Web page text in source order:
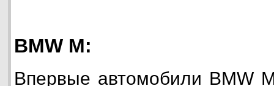
BMW M:
Впервые автомобили BMW